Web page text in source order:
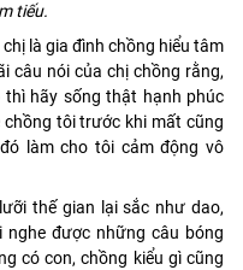
tiếu.
là gia đình chồng hiểu tâm
câu nói của chị chồng rằng,
hãy sống thật hạnh phúc
chồng tôi trước khi mất cũng
làm cho tôi cảm động vô
thế gian lại sắc như dao,
được những câu bóng
có con, chồng kiểu gì cũng